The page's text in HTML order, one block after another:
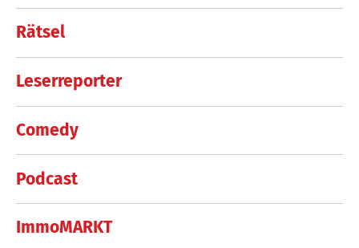
Rätsel
Leserreporter
Comedy
Podcast
ImmoMARKT